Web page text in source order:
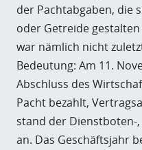
der Pachtabgaben, die
oder Getreide
war nämlich nicht
Bedeutung: Am 11.
Abschluss des
Pacht bezahlt,
stand der Dienstboten-
an. Das Geschäftsjahr